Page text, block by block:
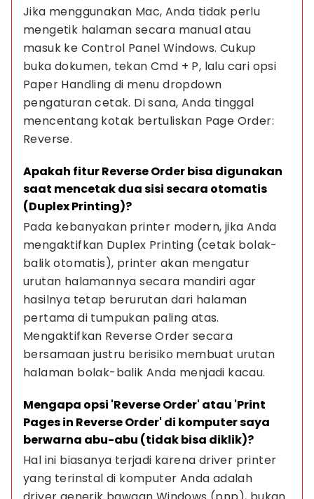
Jika menggunakan Mac, Anda tidak perlu
mengetik halaman secara manual atau
masuk ke Control Panel Windows. Cukup
buka dokumen, tekan Cmd + P, lalu cari opsi
Paper Handling di menu dropdown
pengaturan cetak. Di sana, Anda tinggal
mencentang kotak bertuliskan Page Order:
Reverse.
Apakah fitur Reverse Order bisa digunakan
saat mencetak dua sisi secara otomatis
(Duplex Printing)?
Pada kebanyakan printer modern, jika Anda
mengaktifkan Duplex Printing (cetak bolak-
balik otomatis), printer akan mengatur
urutan halamannya secara mandiri agar
hasilnya tetap berurutan dari halaman
pertama di tumpukan paling atas.
Mengaktifkan Reverse Order secara
bersamaan justru berisiko membuat urutan
halaman bolak-balik Anda menjadi kacau.
Mengapa opsi 'Reverse Order' atau 'Print
Pages in Reverse Order' di komputer saya
berwarna abu-abu (tidak bisa diklik)?
Hal ini biasanya terjadi karena driver printer
yang terinstal di komputer Anda adalah